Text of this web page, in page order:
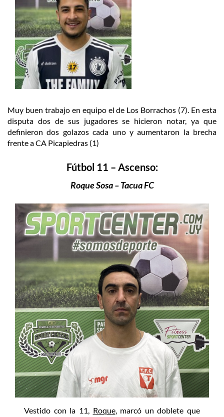
Muy buen trabajo en equipo el de Los Borrachos (7). En esta
disputa dos de sus jugadores se hicieron notar, ya que
definieron dos golazos cada uno y aumentaron la brecha
frente a CA Picapiedras (1)
Fútbol 11 – Ascenso:
Roque Sosa – Tacua FC
Vestido con la 11, Roque, marcó un doblete que